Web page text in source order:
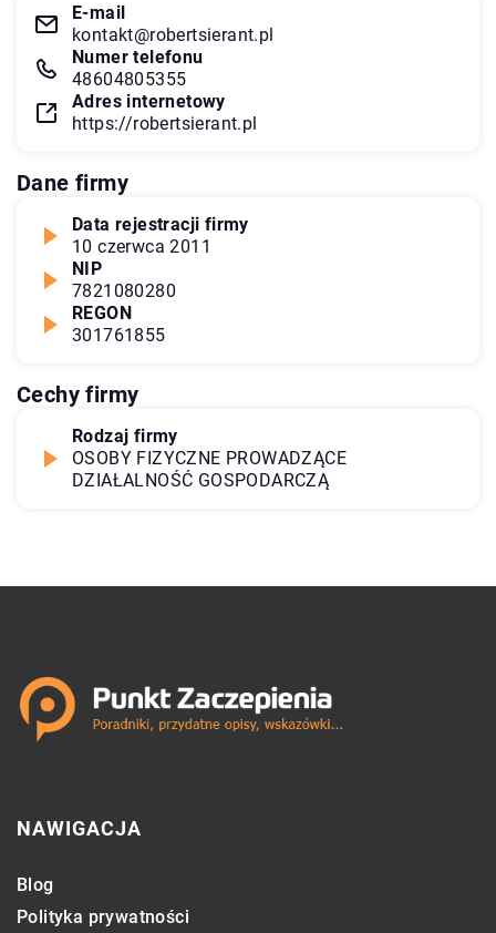
E-mail
kontakt@robertsierant.pl
Numer telefonu
48604805355
Adres internetowy
https://robertsierant.pl
Dane firmy
Data rejestracji firmy
10 czerwca 2011
NIP
7821080280
REGON
301761855
Cechy firmy
Rodzaj firmy
OSOBY FIZYCZNE PROWADZĄCE
DZIAŁALNOŚĆ GOSPODARCZĄ
NAWIGACJA
Blog
Polityka prywatności